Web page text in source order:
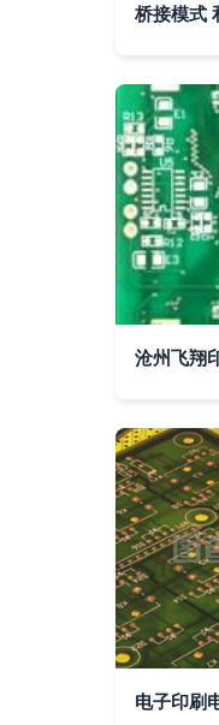
电子印刷